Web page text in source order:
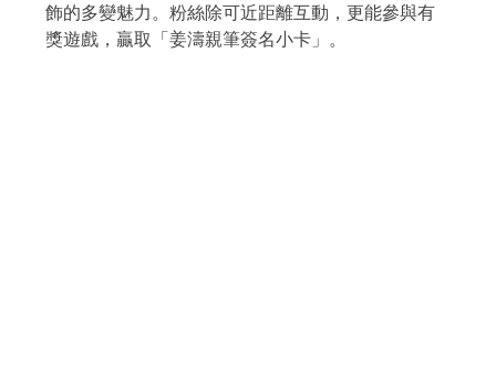
飾的多變魅力。粉絲除可近距離互動，更能參與有
獎遊戲，贏取「姜濤親筆簽名小卡」。